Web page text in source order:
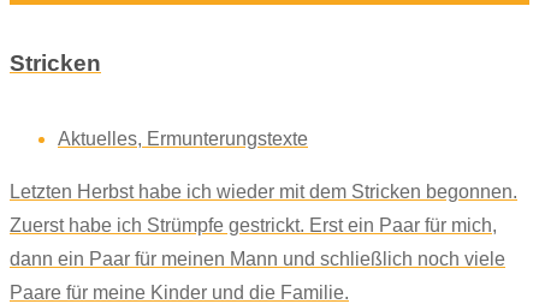
Stricken
Aktuelles, Ermunterungstexte
Letzten Herbst habe ich wieder mit dem Stricken begonnen.
Zuerst habe ich Strümpfe gestrickt. Erst ein Paar für mich,
dann ein Paar für meinen Mann und schließlich noch viele
Paare für meine Kinder und die Familie.